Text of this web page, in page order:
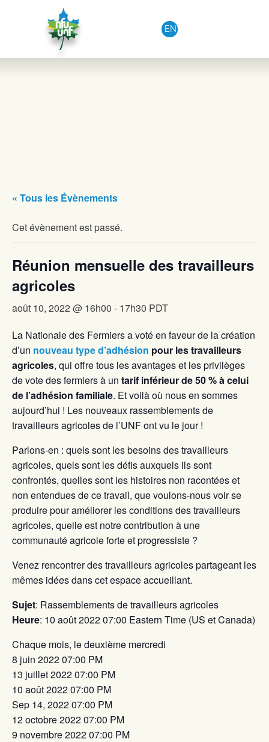
Aller au contenu
EN
« Tous les Évènements
Cet évènement est passé.
Réunion mensuelle des travailleurs
agricoles
août 10, 2022 @ 16h00 - 17h30 PDT
La Nationale des Fermiers a voté en faveur de la création
d’un nouveau type d’adhésion pour les travailleurs
agricoles, qui offre tous les avantages et les privilèges
de vote des fermiers à un tarif inférieur de 50 % à celui
de l’adhésion familiale. Et voilà où nous en sommes
aujourd’hui ! Les nouveaux rassemblements de
travailleurs agricoles de l’UNF ont vu le jour !
Parlons-en : quels sont les besoins des travailleurs
agricoles, quels sont les défis auxquels ils sont
confrontés, quelles sont les histoires non racontées et
non entendues de ce travail, que voulons-nous voir se
produire pour améliorer les conditions des travailleurs
agricoles, quelle est notre contribution à une
communauté agricole forte et progressiste ?
Venez rencontrer des travailleurs agricoles partageant les
mêmes idées dans cet espace accueillant.
Sujet: Rassemblements de travailleurs agricoles
Heure: 10 août 2022 07:00 Eastern Time (US et Canada)
Chaque mois, le deuxième mercredi
8 juin 2022 07:00 PM
13 juillet 2022 07:00 PM
10 août 2022 07:00 PM
Sep 14, 2022 07:00 PM
12 octobre 2022 07:00 PM
9 novembre 2022 07:00 PM